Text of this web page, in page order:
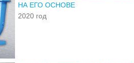
НА ЕГО ОСНОВЕ
2020 год